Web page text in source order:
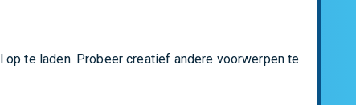
te laden. Probeer creatief andere voorwerpen te